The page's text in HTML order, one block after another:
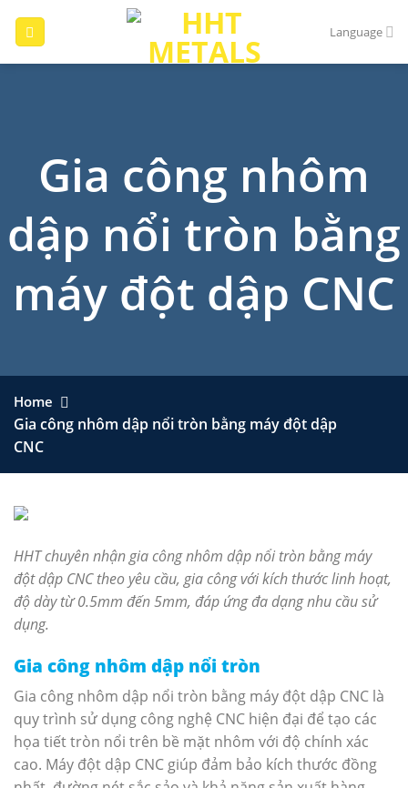
Language
Gia công nhôm
dập nổi tròn bằng
máy đột dập CNC
Home
Gia công nhôm dập nổi tròn bằng máy đột dập
CNC
HHT chuyên nhận gia công nhôm dập nổi tròn bằng máy
đột dập CNC theo yêu cầu, gia công với kích thước linh hoạt,
độ dày từ 0.5mm đến 5mm, đáp ứng đa dạng nhu cầu sử
dụng.
Gia công nhôm dập nổi tròn
Gia công nhôm dập nổi tròn bằng máy đột dập CNC là
quy trình sử dụng công nghệ CNC hiện đại để tạo các
họa tiết tròn nổi trên bề mặt nhôm với độ chính xác
cao. Máy đột dập CNC giúp đảm bảo kích thước đồng